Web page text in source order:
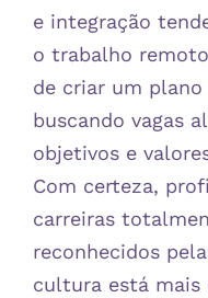
e integração
o trabalho
de criar um
buscando vagas
objetivos e
Com certeza,
carreiras
reconhecidos
cultura está mais